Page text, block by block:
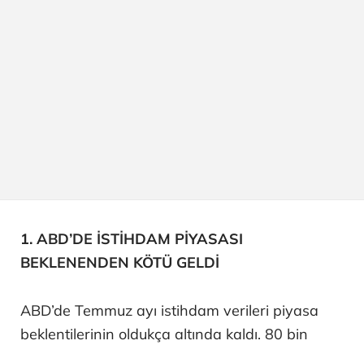
1. ABD’DE İSTİHDAM PİYASASI
BEKLENENDEN KÖTÜ GELDİ
ABD’de Temmuz ayı istihdam verileri piyasa
beklentilerinin oldukça altında kaldı. 80 bin